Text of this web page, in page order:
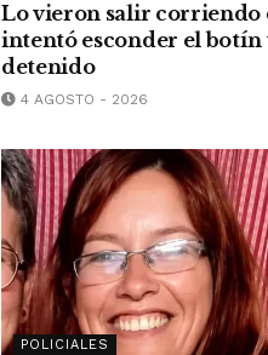
Lo vieron salir corriendo
intentó esconder el
detenido
4 AGOSTO - 2026
POLICIALES